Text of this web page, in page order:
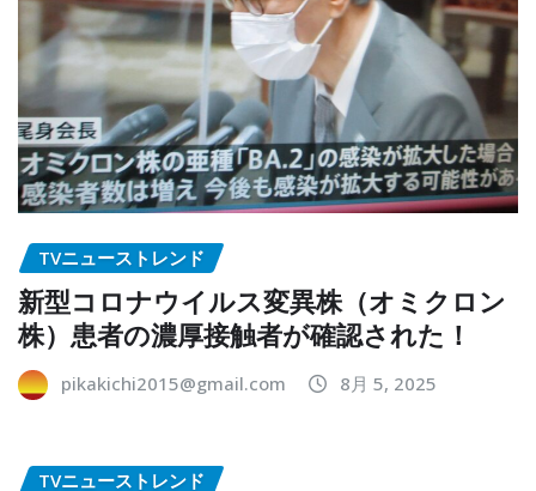
TVニューストレンド
新型コロナウイルス変異株（オミクロン
株）患者の濃厚接触者が確認された！
pikakichi2015@gmail.com 8月 5, 2025
TVニューストレンド